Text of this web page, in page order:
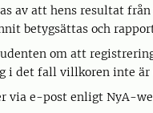
av att hens resultat från
betygsättas och
om att
i det fall villkoren inte
via e-post enligt NyA-